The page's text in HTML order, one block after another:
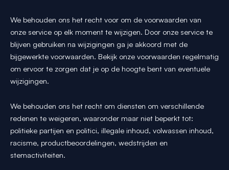
We behouden ons het recht voor om de voorwaarden van
onze service op elk moment te wijzigen. Door onze service te
blijven gebruiken na wijzigingen ga je akkoord met de
bijgewerkte voorwaarden. Bekijk onze voorwaarden regelmatig
om ervoor te zorgen dat je op de hoogte bent van eventuele
wijzigingen.
We behouden ons het recht om diensten om verschillende
redenen te weigeren, waaronder maar niet beperkt tot:
politieke partijen en politici, illegale inhoud, volwassen inhoud,
racisme, productbeoordelingen, wedstrijden en
stemactiviteiten.